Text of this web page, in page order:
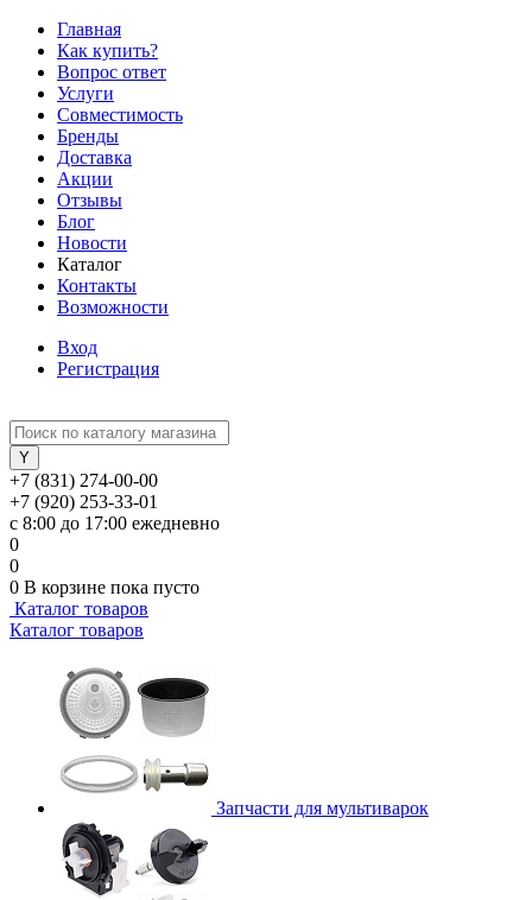
Главная
Как купить?
Вопрос ответ
Услуги
Совместимость
Бренды
Доставка
Акции
Отзывы
Блог
Новости
Каталог
Контакты
Возможности
Вход
Регистрация
+7 (831) 274-00-00
+7 (920) 253-33-01
с 8:00 до 17:00 ежедневно
0
0
0 В корзине пока пусто
Каталог товаров
Каталог товаров
Запчасти для мультиварок